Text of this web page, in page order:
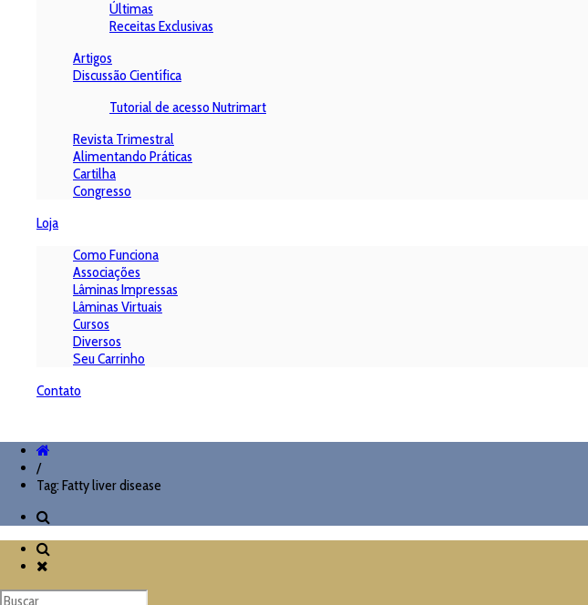
Últimas
Receitas Exclusivas
Artigos
Discussão Científica
Tutorial de acesso Nutrimart
Revista Trimestral
Alimentando Práticas
Cartilha
Congresso
Loja
Como Funciona
Associações
Lâminas Impressas
Lâminas Virtuais
Cursos
Diversos
Seu Carrinho
Contato
/
Tag: Fatty liver disease